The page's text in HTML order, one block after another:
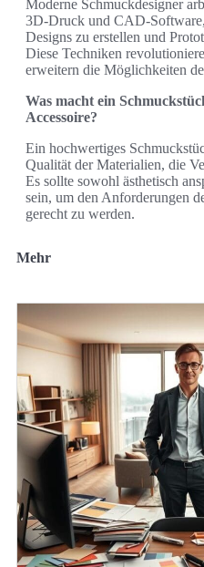
Moderne Schmuckdesigner
3D-Druck und CAD-
Designs zu erstellen und
Diese Techniken
erweitern die Möglichkeiten
Was macht ein
Accessoire?
Ein hochwertiges
Qualität der Materialien, die
Es sollte sowohl ästhetisch
sein, um den Anforderungen
gerecht zu werden.
Mehr